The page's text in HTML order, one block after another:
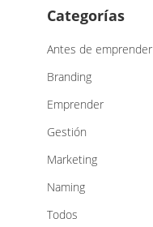
Categorías
Antes de emprender
Branding
Emprender
Gestión
Marketing
Naming
Todos